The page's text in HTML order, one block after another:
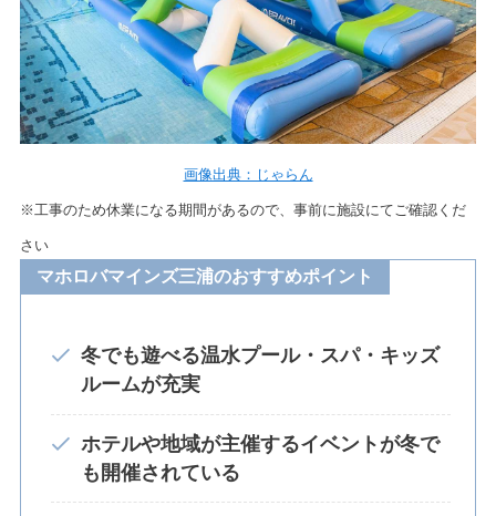
画像出典：じゃらん
※工事のため休業になる期間があるので、事前に施設にてご確認くだ
さい
マホロバマインズ三浦のおすすめポイント
冬でも遊べる温水プール・スパ・キッズ
ルームが充実
ホテルや地域が主催するイベントが冬で
も開催されている